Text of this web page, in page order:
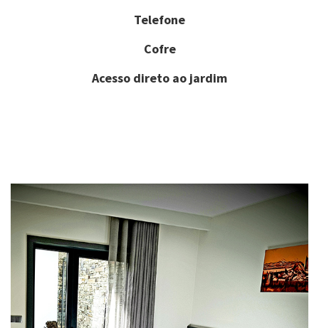
Telefone
Cofre
Acesso direto ao jardim